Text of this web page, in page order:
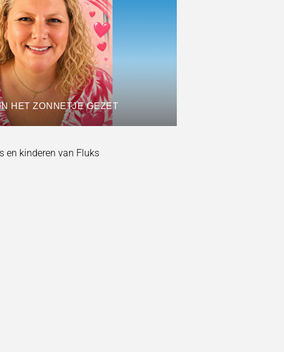
HET ZONNETJE GEZET
en kinderen van Fluks